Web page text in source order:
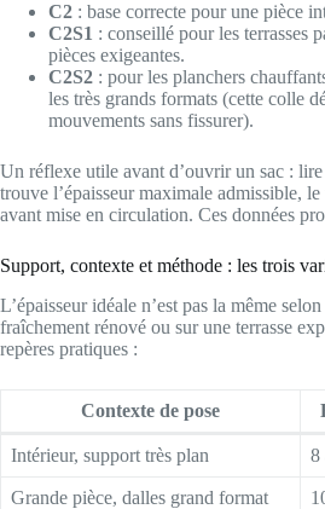
C2 : base correcte pour une pièce
C2S1 : conseillé pour les terrasses
pièces exigeantes.
C2S2 : pour les planchers
les très grands formats (cette colle
mouvements sans fissurer).
Un réflexe utile avant d’ouvrir un sac :
trouve l’épaisseur maximale admissible,
avant mise en circulation. Ces données
Support, contexte et méthode : les trois
L’épaisseur idéale n’est pas la même
fraîchement rénové ou sur une terrasse
repères pratiques :
Contexte de pose
Intérieur, support très plan 8
Grande pièce, dalles grand format